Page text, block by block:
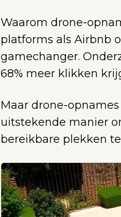
Waarom drone-
platforms als Airbnb
gamechanger.
68% meer klikken
Maar drone-
uitstekende manier
bereikbare plekken